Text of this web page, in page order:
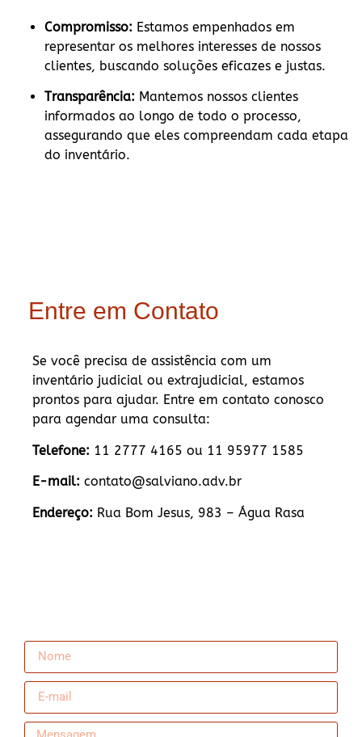
Compromisso: Estamos empenhados em
representar os melhores interesses de nossos
clientes, buscando soluções eficazes e justas.
Transparência: Mantemos nossos clientes
informados ao longo de todo o processo,
assegurando que eles compreendam cada etapa
do inventário.
Entre em Contato
Se você precisa de assistência com um
inventário judicial ou extrajudicial, estamos
prontos para ajudar. Entre em contato conosco
para agendar uma consulta:
Telefone: 11 2777 4165 ou 11 95977 1585
E-mail: contato@salviano.adv.br
Endereço: Rua Bom Jesus, 983 – Água Rasa